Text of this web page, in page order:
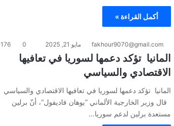
أكمل القراءة »
fakhour9070@gmail.com مايو 21, 2025 0
176
المانيا تؤكد دعمها لسوريا في تعافيها
الاقتصادي والسياسي
المانيا تؤكد دعمها لسوريا في تعافيها الاقتصادي والسياسي
قال وزير الخارجية الألماني “يوهان فاديفول”، أنّ برلين
مستعدة برلين لدعم سوريا…